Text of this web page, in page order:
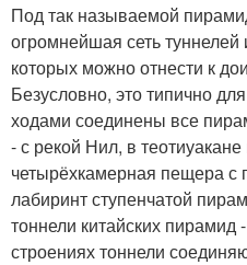
Под так называемой
огромнейшая сеть туннелей
которых можно отнести к
Безусловно, это типично
ходами соединены все
- с рекой Нил, в
четырёхкамерная пещера
лабиринт ступенчатой
тоннели китайских пирамид
строениях тоннели